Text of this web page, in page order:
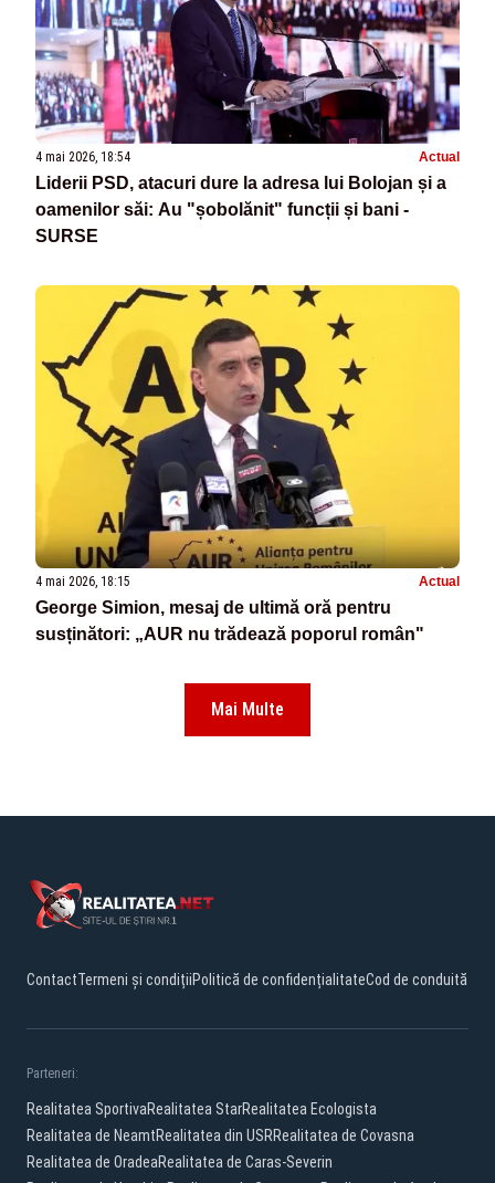
4 mai 2026, 18:54 Actual
Liderii PSD, atacuri dure la adresa lui Bolojan și a
oamenilor săi: Au "șobolănit" funcții și bani -
SURSE
4 mai 2026, 18:15 Actual
George Simion, mesaj de ultimă oră pentru
susținători: „AUR nu trădează poporul român"
Mai Multe
ContactTermeni și condițiiPolitică de confidențialitateCod de conduită
Parteneri:
Realitatea SportivaRealitatea StarRealitatea Ecologista
Realitatea de NeamtRealitatea din USRRealitatea de Covasna
Realitatea de OradeaRealitatea de Caras-Severin